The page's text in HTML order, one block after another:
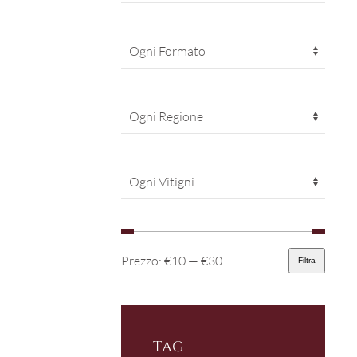
Prezzo
Prezzo
Filtra
Prezzo: €10 — €30
TAG